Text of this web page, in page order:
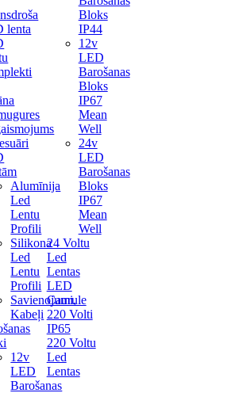
lenta
Alumīnija
Led
Lentu
Profili
Silikona
Led
Lentu
Profili
Savienojumi,
Kabeļi
12v
LED
Barošanas
Bloks
IP44
12v
LED
Barošanas
Bloks
IP67
Mean
Well
24v
LED
Barošanas
Bloks
IP67
Mean
Well
24 Voltu
Led
Lentas
LED
Caurule
220 Volti
IP65
220 Voltu
Led
Lentas